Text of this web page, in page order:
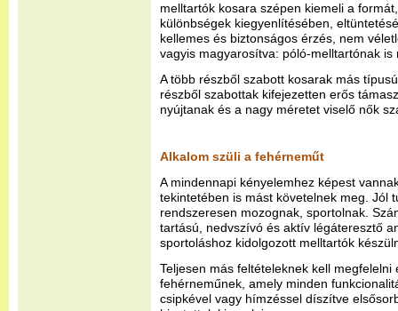
melltartók kosara szépen kiemeli a
különbségek kiegyenlítésében,
kellemes és biztonságos érzés, nem
vagyis magyarosítva: póló-melltartónak is
A több részből szabott kosarak más
részből szabottak kifejezetten erős
nyújtanak és a nagy méretet viselő nők
Alkalom szüli a fehérneműt
A mindennapi kényelemhez képest
tekintetében is mást követelnek meg. Jól
rendszeresen mozognak, sportolnak.
tartású, nedvszívó és aktív légáteresztő
sportoláshoz kidolgozott melltartók
Teljesen más feltételeknek kell megfelelni
fehérneműnek, amely minden
csipkével vagy hímzéssel díszítve